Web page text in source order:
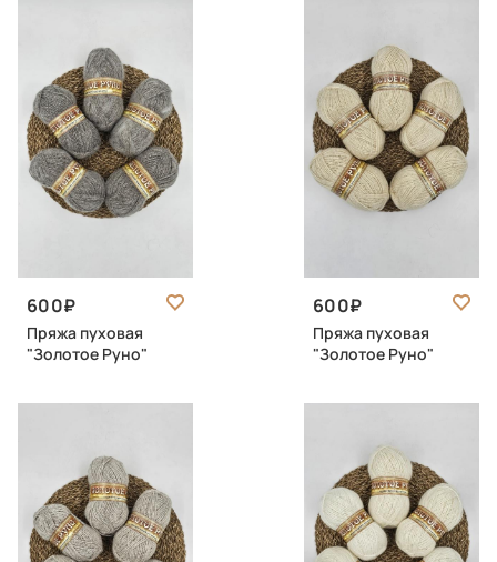
600
Пряжа пуховая
"Золотое Руно"
600
Пряжа пуховая
"Золотое Руно"